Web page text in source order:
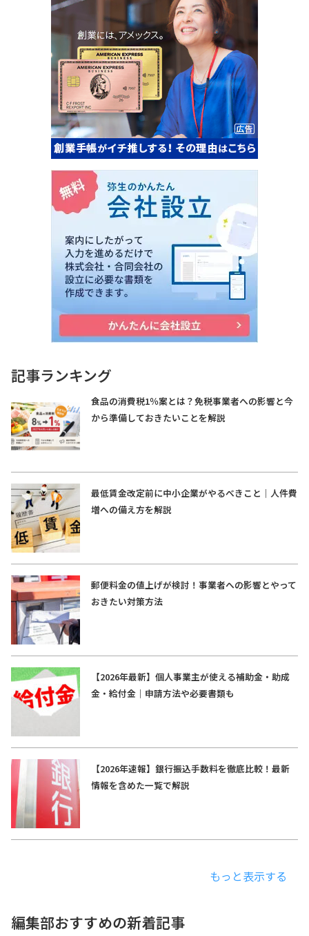
記事ランキング
食品の消費税1％案とは？免税事業者への影響と今
から準備しておきたいことを解説
最低賃金改定前に中小企業がやるべきこと｜人件費
増への備え方を解説
郵便料金の値上げが検討！事業者への影響とやって
おきたい対策方法
【2026年最新】個人事業主が使える補助金・助成
金・給付金｜申請方法や必要書類も
【2026年速報】銀行振込手数料を徹底比較！最新
情報を含めた一覧で解説
もっと表示する
編集部おすすめの新着記事